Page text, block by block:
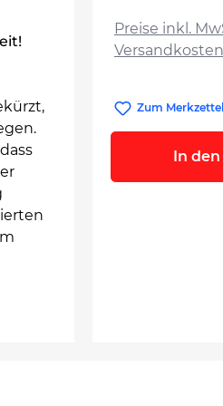
Preise inkl.
Versandkosten
Zum
In